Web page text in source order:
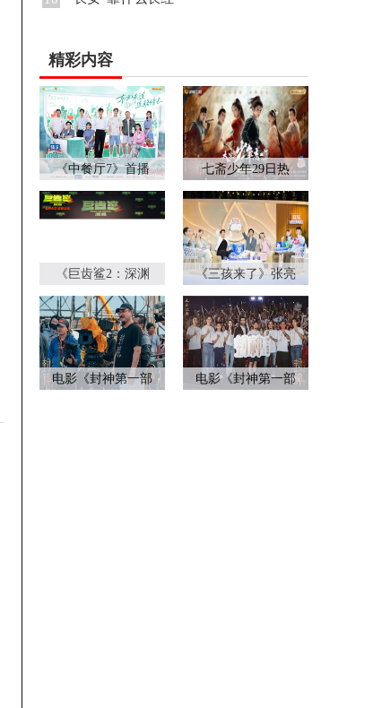
精彩内容
《中餐厅7》首播 七斋少年29日热
《巨齿鲨2：深渊 《三孩来了》张亮
电影《封神第一部 电影《封神第一部